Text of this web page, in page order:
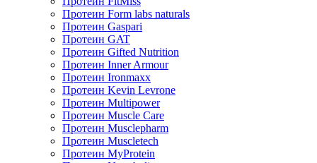
Протеин Form labs naturals
Протеин Gaspari
Протеин GAT
Протеин Gifted Nutrition
Протеин Inner Armour
Протеин Ironmaxx
Протеин Kevin Levrone
Протеин Multipower
Протеин Muscle Care
Протеин Musclepharm
Протеин Muscletech
Протеин MyProtein